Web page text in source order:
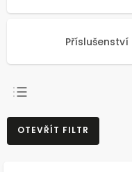
NEJPRODÁVANĚJŠÍ
NEJLEVNĚJŠÍ
OTEVŘÍT FILTR